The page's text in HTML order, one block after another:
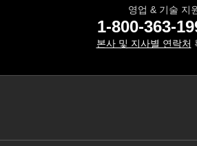
영업 & 기술 지
1-800-363-
본사 및 지사별 연락처